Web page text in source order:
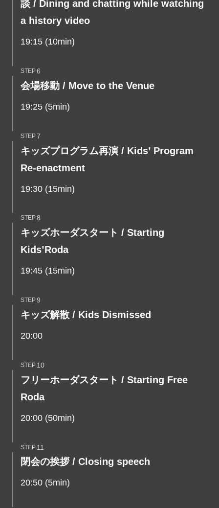
談/ Dining and chatting while watching
a history video
19:15 (10min)
STEP
会場移動 / Move to the Venue
19:25 (5min)
STEP
キッズプログラム再演 / Kids’ Program
Re-enactment
19:30 (15min)
STEP
キッズホーダスタート / Starting
Kids’Roda
19:45 (15min)
STEP
キッズ解散 / Kids Dismissed
20:00
STEP
フリーホーダスタート / Starting Free
Roda
20:00 (50min)
STEP
閉会の挨拶 / Closing speech
20:50 (5min)